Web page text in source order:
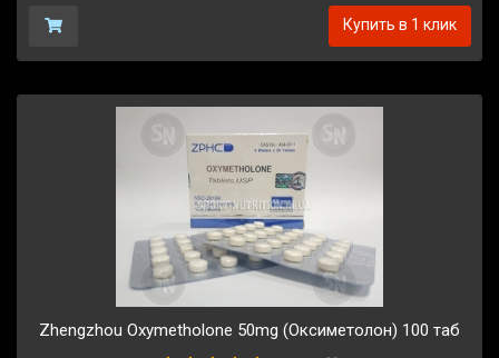
Купить в 1 клик
Zhengzhou Oxymetholone 50mg (Оксиметолон) 100 таб